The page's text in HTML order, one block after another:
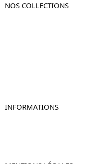
NOS COLLECTIONS
INFORMATIONS